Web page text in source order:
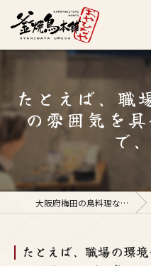
たとえば、職
の雰囲気を
で
大阪府梅田の鳥料理なら釜焼鳥本舗おやひなや 梅田店
たとえば、職場の環